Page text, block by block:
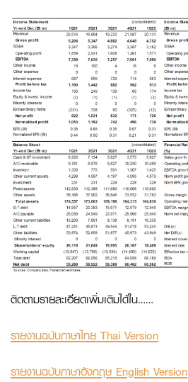
ติดตามรายละเอียดเพิ่มเติมได้ใน……
รายงานฉบับภาษาไทย Thai Version
รายงานฉบับภาษาอังกฤษ English Version